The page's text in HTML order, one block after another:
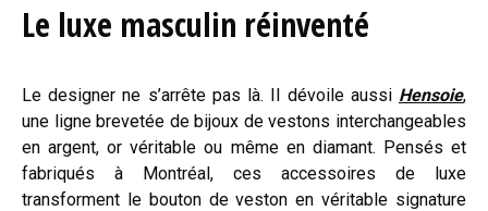
Le luxe masculin réinventé
Le designer ne s’arrête pas là. Il dévoile aussi Hensoie,
une ligne brevetée de bijoux de vestons interchangeables
en argent, or véritable ou même en diamant. Pensés et
fabriqués à Montréal, ces accessoires de luxe
transforment le bouton de veston en véritable signature